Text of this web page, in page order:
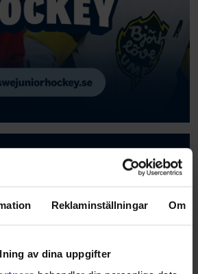
Reklaminställningar Om
av dina uppgifter